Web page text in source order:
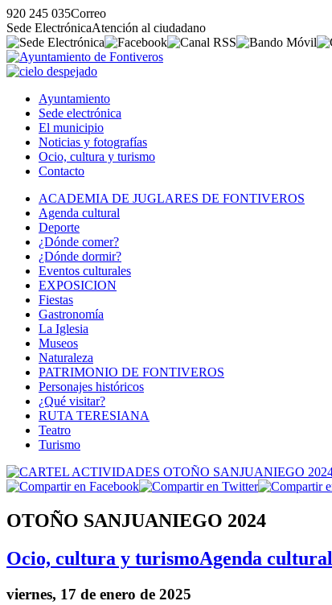
920 245 035Correo
Sede ElectrónicaAtención al ciudadano
Ayuntamiento
Sede electrónica
El municipio
Noticias y fotografías
Ocio, cultura y turismo
Contacto
ACADEMIA DE JUGLARES DE FONTIVEROS
Agenda cultural
Deporte
¿Dónde comer?
¿Dónde dormir?
Eventos culturales
EXPOSICION
Fiestas
Gastronomía
La Iglesia
Museos
Naturaleza
PATRIMONIO DE FONTIVEROS
Personajes históricos
¿Qué visitar?
RUTA TERESIANA
Teatro
Turismo
OTOÑO SANJUANIEGO 2024
Ocio, cultura y turismoAgenda cultural
viernes, 17 de enero de 2025